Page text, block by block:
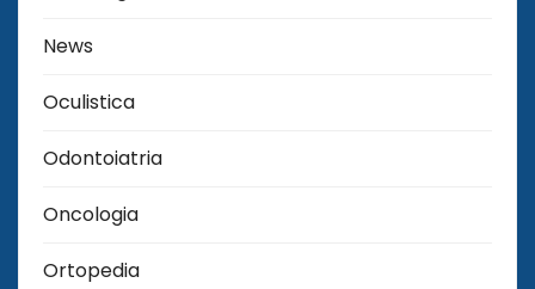
News
Oculistica
Odontoiatria
Oncologia
Ortopedia